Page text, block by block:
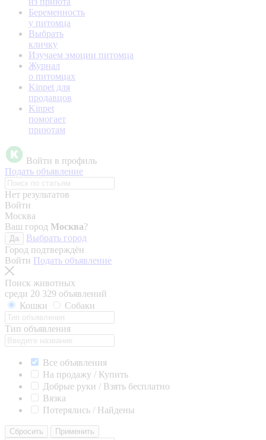
Беременность
у питомца
Выбрать
кличку
Изучаем эмоции питомца
Журнал
о питомцах
Kinpet для
продавцов
Kinpet
помогает
приютам
Войти в профиль
Подать объявление
Нет результатов
Войти
Москва
Ваш город Москва?
Да
Выбрать город
Город подтверждён
Войти Подать объявление
Поиск животных
среди 20 329 объявлений
Кошки
Собаки
Тип объявления
Все объявления
На продажу / Купить
Добрые руки / Взять бесплатно
Вязка
Потерялись / Найдены
Сбросить Применить